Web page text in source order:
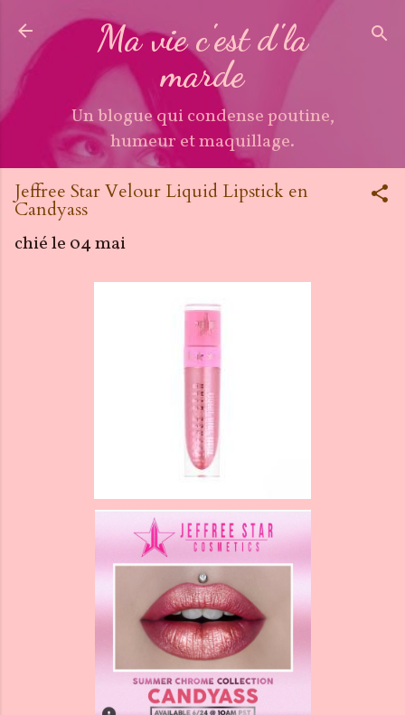
Accéder au contenu principal
Ma vie c'est d'la
marde
Un blogue qui condense poutine,
humeur et maquillage.
Jeffree Star Velour Liquid Lipstick en
Candyass
chié le 04 mai